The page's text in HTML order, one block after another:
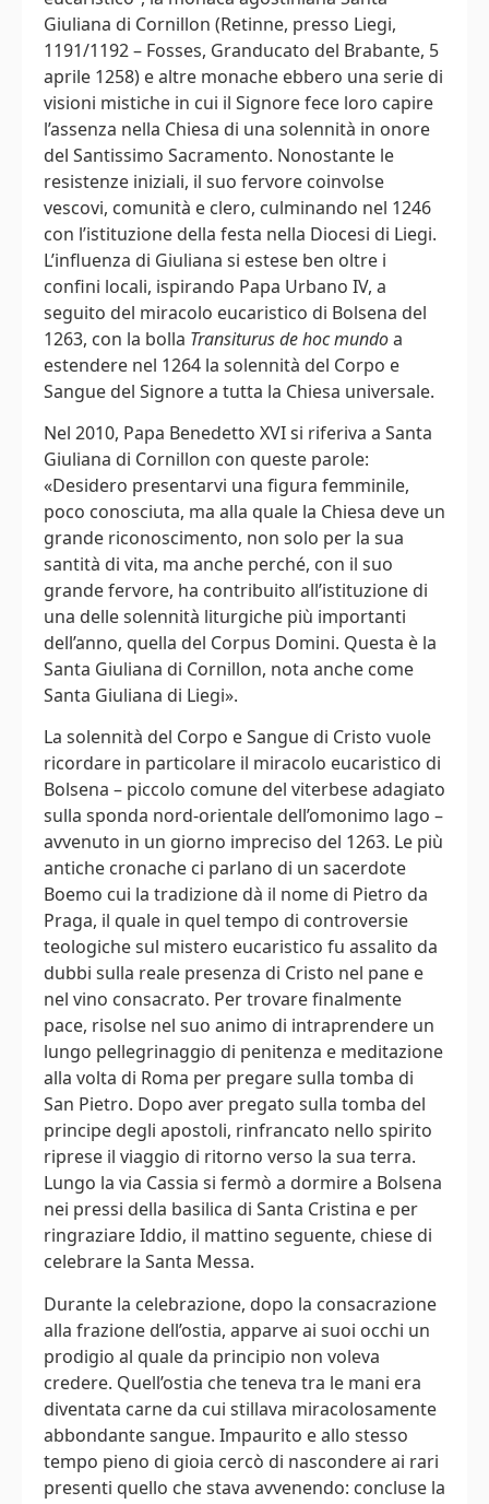
Giuliana di Cornillon (Retinne, presso Liegi,
1191/1192 – Fosses, Granducato del Brabante, 5
aprile 1258) e altre monache ebbero una serie di
visioni mistiche in cui il Signore fece loro capire
l’assenza nella Chiesa di una solennità in onore
del Santissimo Sacramento. Nonostante le
resistenze iniziali, il suo fervore coinvolse
vescovi, comunità e clero, culminando nel 1246
con l’istituzione della festa nella Diocesi di Liegi.
L’influenza di Giuliana si estese ben oltre i
confini locali, ispirando Papa Urbano IV, a
seguito del miracolo eucaristico di Bolsena del
1263, con la bolla Transiturus de hoc mundoa
estendere nel 1264 la solennità del Corpo e
Sangue del Signore a tutta la Chiesa universale.
Nel 2010, Papa Benedetto XVI si riferiva a Santa
Giuliana di Cornillon con queste parole:
«Desidero presentarvi una figura femminile,
poco conosciuta, ma alla quale la Chiesa deve un
grande riconoscimento, non solo per la sua
santità di vita, ma anche perché, con il suo
grande fervore, ha contribuito all’istituzione di
una delle solennità liturgiche più importanti
dell’anno, quella del Corpus Domini. Questa è la
Santa Giuliana di Cornillon, nota anche come
Santa Giuliana di Liegi».
La solennità del Corpo e Sangue di Cristo vuole
ricordare in particolare il miracolo eucaristico di
Bolsena – piccolo comune del viterbese adagiato
sulla sponda nord-orientale dell’omonimo lago –
avvenuto in un giorno impreciso del 1263. Le più
antiche cronache ci parlano di un sacerdote
Boemo cui la tradizione dà il nome di Pietro da
Praga, il quale in quel tempo di controversie
teologiche sul mistero eucaristico fu assalito da
dubbi sulla reale presenza di Cristo nel pane e
nel vino consacrato. Per trovare finalmente
pace, risolse nel suo animo di intraprendere un
lungo pellegrinaggio di penitenza e meditazione
alla volta di Roma per pregare sulla tomba di
San Pietro. Dopo aver pregato sulla tomba del
principe degli apostoli, rinfrancato nello spirito
riprese il viaggio di ritorno verso la sua terra.
Lungo la via Cassia si fermò a dormire a Bolsena
nei pressi della basilica di Santa Cristina e per
ringraziare Iddio, il mattino seguente, chiese di
celebrare la Santa Messa.
Durante la celebrazione, dopo la consacrazione
alla frazione dell’ostia, apparve ai suoi occhi un
prodigio al quale da principio non voleva
credere. Quell’ostia che teneva tra le mani era
diventata carne da cui stillava miracolosamente
abbondante sangue. Impaurito e allo stesso
tempo pieno di gioia cercò di nascondere ai rari
presenti quello che stava avvenendo: concluse la